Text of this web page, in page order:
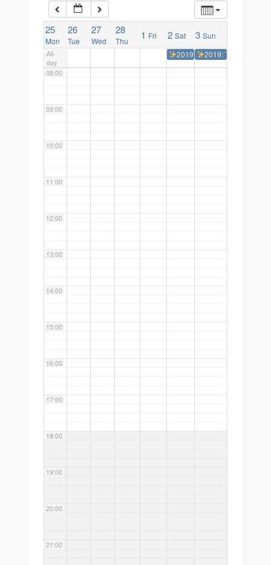
25
Mon
26
Tue
27
Wed
28
Thu 1 Fri 2 Sat 3 Sun
All-
day
2019: Travessia dos
2019: Travessia
07:00
08:00
09:00
10:00
11:00
12:00
13:00
14:00
15:00
16:00
17:00
18:00
19:00
20:00
21:00